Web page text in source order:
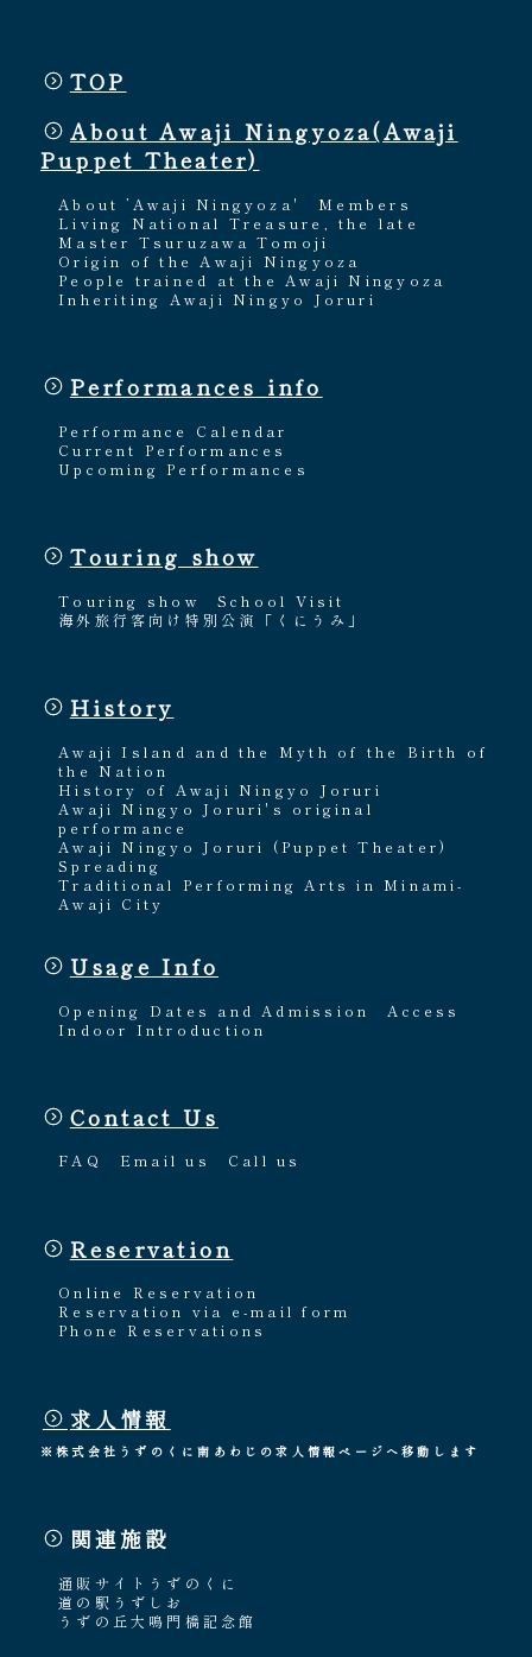
TOP
About Awaji Ningyoza(Awaji
Puppet Theater)
About ’Awaji Ningyoza'
Members
Living National Treasure, the late
Master Tsuruzawa Tomoji
Origin of the Awaji Ningyoza
People trained at the Awaji Ningyoza
Inheriting Awaji Ningyo Joruri
Performances info
Performance Calendar
Current Performances
Upcoming Performances
Touring show
Touring show
School Visit
海外旅行客向け特別公演「くにうみ」
History
Awaji Island and the Myth of the Birth of
the Nation
History of Awaji Ningyo Joruri
Awaji Ningyo Joruri's original
performance
Awaji Ningyo Joruri (Puppet Theater)
Spreading
Traditional Performing Arts in Minami-
Awaji City
Usage Info
Opening Dates and Admission
Access
Indoor Introduction
Contact Us
FAQ Email us Call us
Reservation
Online Reservation
Reservation via e-mail form
Phone Reservations
求人情報
※株式会社うずのくに南あわじの求人情報ページへ移動します
関連施設
通販サイトうずのくに
道の駅うずしお
うずの丘大鳴門橋記念館